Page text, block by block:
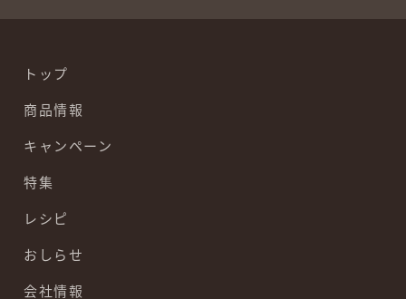
トップ
商品情報
キャンペーン
特集
レシピ
おしらせ
会社情報